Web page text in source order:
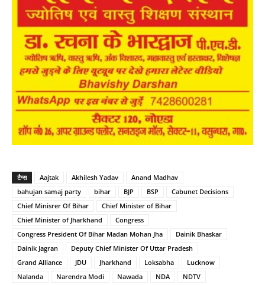
टैग्स Aajtak Akhilesh Yadav
Anand Madhav
bahujan samaj party
bihar BJP BSP
Cabunet Decisions
Chief Minisrer Of Bihar
Chief Minister of Bihar
Chief Minister of Jharkhand
Congress
Congress President Of Bihar Madan Mohan Jha
Dainik Bhaskar
Dainik Jagran
Deputy Chief Minister Of Uttar Pradesh
Grand Alliance
JDU Jharkhand Loksabha
Lucknow
Nalanda
Narendra Modi Nawada NDA
NDTV